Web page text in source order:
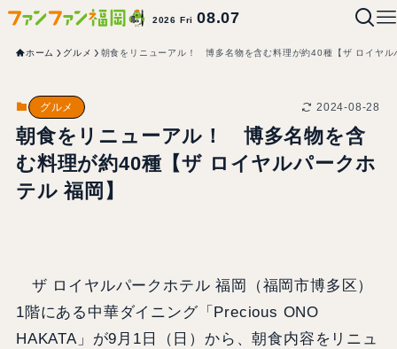
2026 Fri08.07
ホーム グルメ 朝食をリニューアル！ 博多名物を含む料理が約40種【ザ ロイヤル
グルメ 2024-08-28
朝食をリニューアル！ 博多名物を含
む料理が約40種【ザ ロイヤルパークホ
テル 福岡】
ザ ロイヤルパークホテル 福岡（福岡市博多区）
1階にある中華ダイニング「Precious ONO
HAKATA」が9月1日（日）から、朝食内容をリニュ